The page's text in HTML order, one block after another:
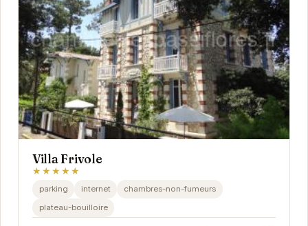
Villa Frivole
★★★★★
parking internet
chambres-non-fumeurs
plateau-bouilloire